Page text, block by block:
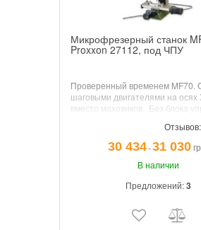
Микрофрезерный станок
Proxxon 27112, под ЧПУ
Проверенный временем MF70.
шаговыми двигателями на осях
вместо маховиков. Без блока
Отзывов:
30 434¯31 030
В наличии
Предложений:3